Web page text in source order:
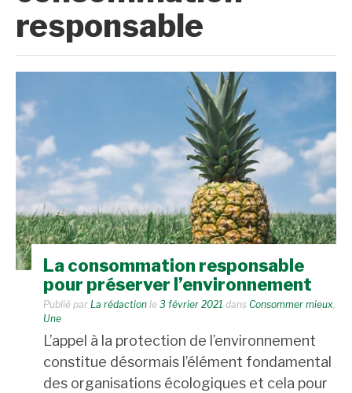
responsable
La consommation responsable
pour préserver l’environnement
Publié par La rédaction le 3 février 2021 dans Consommer mieux,
Une
L’appel à la protection de l’environnement
constitue désormais l’élément fondamental
des organisations écologiques et cela pour